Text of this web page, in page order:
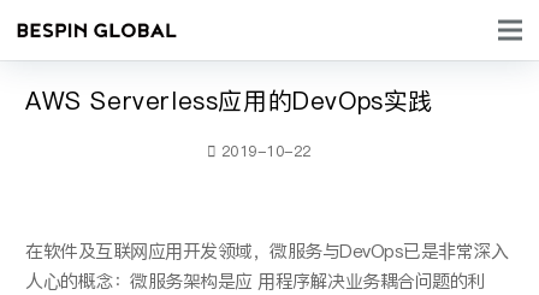
AWS Serverless应用的DevOps实践
2019-10-22
在软件及互联⽹应⽤开发领域，微服务与DevOps已是⾮常深⼊
⼈⼼的概念：微服务架构是应 ⽤程序解决业务耦合问题的利